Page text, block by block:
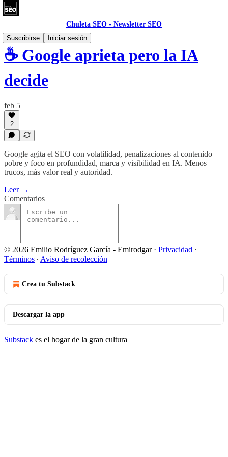
Chuleta SEO - Newsletter SEO
Suscribirse
Iniciar sesión
☕ Google aprieta pero la IA
decide
feb 5
2
Google agita el SEO con volatilidad, penalizaciones al contenido
pobre y foco en profundidad, marca y visibilidad en IA. Menos
trucos, más valor real y autoridad.
Leer →
Comentarios
© 2026 Emilio Rodríguez García - Emirodgar· Privacidad ∙
Términos ∙ Aviso de recolección
Crea tu Substack
Descargar la app
Substack es el hogar de la gran cultura